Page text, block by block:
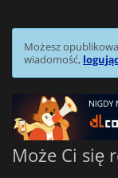
Możesz
wiadomość,
Może Ci się